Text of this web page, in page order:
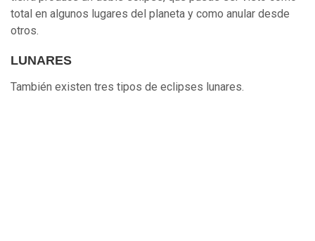
total en algunos lugares del planeta y como anular desde
otros.
LUNARES
También existen tres tipos de eclipses lunares.